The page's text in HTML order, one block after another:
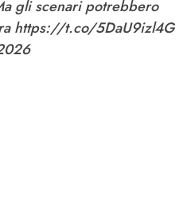
gli scenari potrebbero
https://t.co/5DaU9izl4G